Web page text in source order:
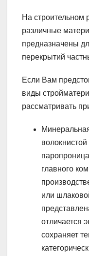
На строительном
различные
предназначены
перекрытий
Если Вам
виды
рассматривать
волокнистой
главного
или
отличается
сохраняет